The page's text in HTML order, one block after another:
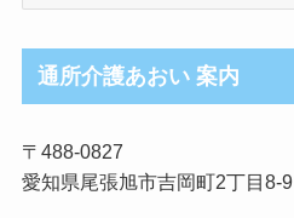
ロ
グ
事
カ
通所介護あおい 案内
〒488-0827
愛知県尾張旭市吉岡町2丁目8-9